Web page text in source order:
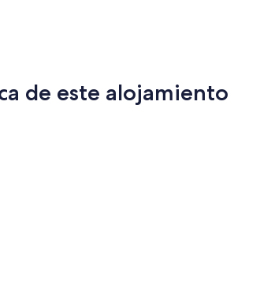
de este alojamiento